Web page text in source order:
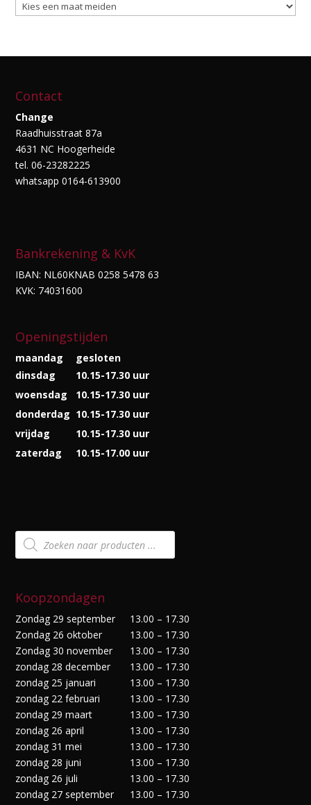
Contact
Change
Raadhuisstraat 87a
4631 NC Hoogerheide
tel. 06-23282225
whatsapp 0164-613900
Bankrekening & KvK
IBAN: NL60KNAB 0258 5478 63
KVK: 74031600
Openingstijden
maandag
gesloten
dinsdag
10.15-17.30 uur
woensdag
10.15-17.30 uur
donderdag 10.15-17.30 uur
vrijdag
10.15-17.30 uur
zaterdag
10.15-17.00 uur
Producten
zoeken
Koopzondagen
Zondag 29 september
13.00 – 17.30
Zondag 26 oktober
13.00 – 17.30
Zondag 30 november
13.00 – 17.30
zondag 28 december
13.00 – 17.30
zondag 25 januari
13.00 – 17.30
zondag 22 februari
13.00 – 17.30
zondag 29 maart
13.00 – 17.30
zondag 26 april
13.00 – 17.30
zondag 31 mei
13.00 – 17.30
zondag 28 juni
13.00 – 17.30
zondag 26 juli
13.00 – 17.30
zondag 27 september
13.00 – 17.30